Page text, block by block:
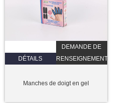
DÉTAILS
DEMANDE DE
RENSEIGNEMENTS
Manches de doigt en gel